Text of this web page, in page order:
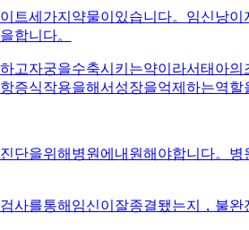
트세가지약물이있습니다。임신낭
합니다。
고자궁을수축시키는약이라서태아
증식작용을해서성장을억제하는역할
단을위해병원에내원해야합니다。
사를통해임신이잘종결됐는지，불